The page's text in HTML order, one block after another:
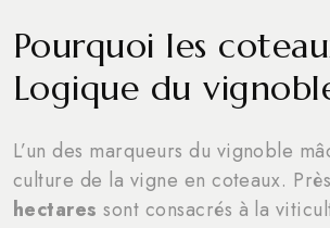
Pourquoi les
Logique du
L’un des marqueurs du vignoble
culture de la vigne en coteaux.
hectares sont consacrés à la